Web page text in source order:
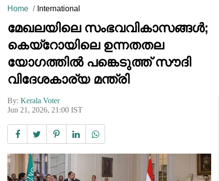
Home International
മേഖലയിലെ സംഭവവികാസങ്ങൾ;
കെയ്‌റോയിലെ ഉന്നതതല
യോഗത്തിൽ പങ്കെടുത്ത് സൗദി
വിദേശകാര്യ മന്ത്രി
By: Kerala Voter
Jun 21, 2026, 21:00 IST